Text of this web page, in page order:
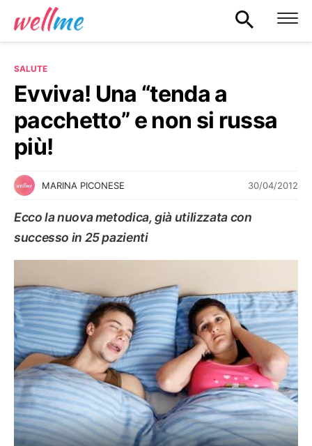
SALUTE
Evviva! Una “tenda a
pacchetto” e non si russa
più!
MARINA PICONESE 30/04/2012
Ecco la nuova metodica, già utilizzata con
successo in 25 pazienti